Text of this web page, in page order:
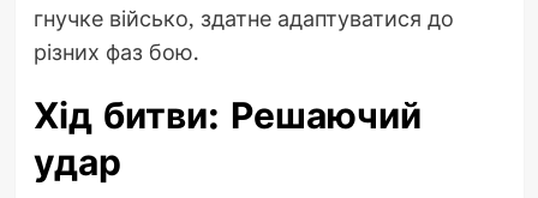
гнучке військо, здатне адаптуватися до
різних фаз бою.
Хід битви: Решаючий
удар